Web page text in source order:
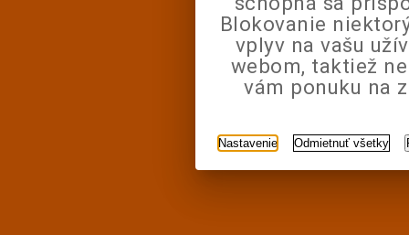
Blokovanie
vplyv na vašu
webom, taktiež
vám ponuku na
Nastavenie Odmietnuť všetky